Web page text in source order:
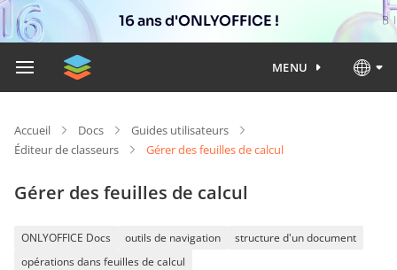
16 ans d'ONLYOFFICE !
MENU
Accueil Docs
Guides utilisateurs
Éditeur de classeurs
Gérer des feuilles de calcul
Gérer des feuilles de calcul
ONLYOFFICE Docs outils de navigation
structure d'un document
opérations dans feuilles de calcul